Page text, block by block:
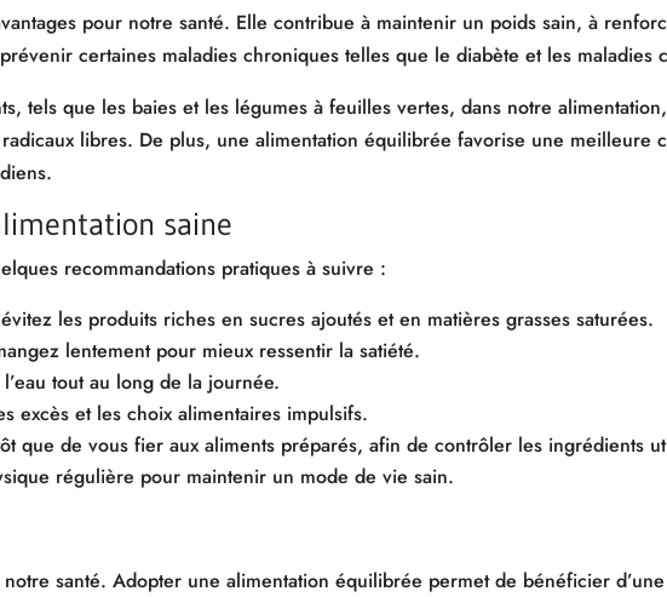
pour notre santé. Elle contribue à maintenir un poids sain, à
certaines maladies chroniques telles que le diabète et les maladies
tels que les baies et les légumes à feuilles vertes, dans notre
libres. De plus, une alimentation équilibrée favorise une meilleure
saine
recommandations pratiques à suivre :
les produits riches en sucres ajoutés et en matières grasses saturées.
lentement pour mieux ressentir la satiété.
tout au long de la journée.
excès et les choix alimentaires impulsifs.
que de vous fier aux aliments préparés, afin de contrôler les ingrédients
régulière pour maintenir un mode de vie sain.
santé. Adopter une alimentation équilibrée permet de bénéficier